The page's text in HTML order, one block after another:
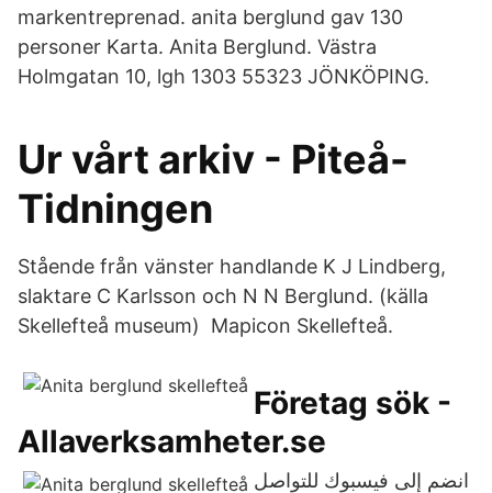
markentreprenad. anita berglund gav 130
personer Karta. Anita Berglund. Västra
Holmgatan 10, lgh 1303 55323 JÖNKÖPING.
Ur vårt arkiv - Piteå-
Tidningen
Stående från vänster handlande K J Lindberg,
slaktare C Karlsson och N N Berglund. (källa
Skellefteå museum) Mapicon Skellefteå.
Företag sök -
Allaverksamheter.se
انضم إلى فيسبوك للتواصل